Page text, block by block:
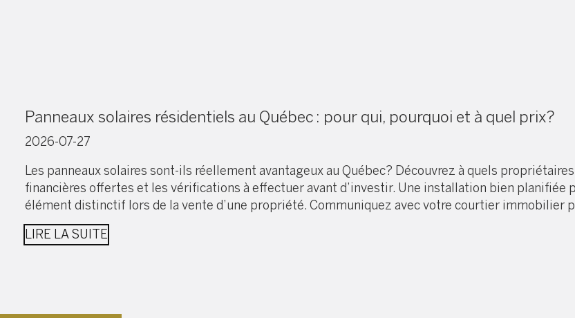
Panneaux solaires résidentiels au Québec : pour qui, pourquoi et à quel prix?
2026-07-27
Les panneaux solaires sont-ils réellement avantageux au Québec? Découvrez à quels
financières offertes et les vérifications à effectuer avant d’investir. Une installation bien
élément distinctif lors de la vente d’une propriété. Communiquez avec votre courtier immobilier
LIRE LA SUITE